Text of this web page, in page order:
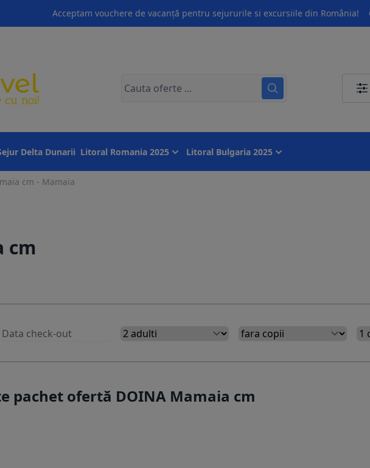
Acceptam vouchere de vacanță pentru sejururile si excursiile din România!
Delta Dunarii Litoral Romania 2025 Litoral Bulgaria 2025
cm - Mamaia
cm
pachet ofertă DOINA Mamaia cm